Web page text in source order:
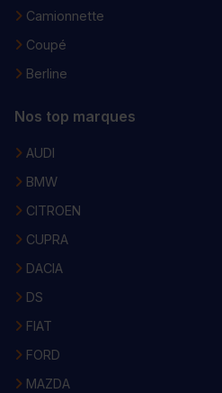
Camionnette
Coupé
Berline
Nos top marques
AUDI
BMW
CITROEN
CUPRA
DACIA
DS
FIAT
FORD
MAZDA